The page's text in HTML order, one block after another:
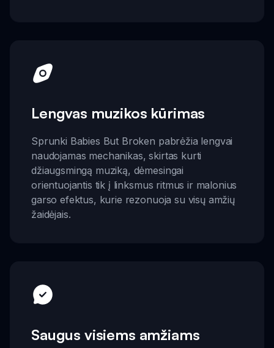
Lengvas muzikos kūrimas
Sprunki Babies But Broken pabrėžia lengvai
naudojamas mechanikas, skirtas kurti
džiaugsmingą muziką, dėmesingai
orientuojantis tik į linksmus ritmus ir malonius
garso efektus, kurie rezonuoja su visų amžių
žaidėjais.
Saugus visiems amžiams